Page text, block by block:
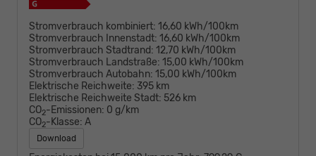
Stromverbrauch kombiniert: 16,60 kWh/100km
Stromverbrauch Innenstadt: 16,60 kWh/100km
Stromverbrauch Stadtrand: 12,70 kWh/100km
Stromverbrauch Landstraße: 15,00 kWh/100km
Stromverbrauch Autobahn: 15,00 kWh/100km
Elektrische Reichweite: 395 km
Elektrische Reichweite Stadt: 526 km
CO2-Emissionen: 0 g/km
CO2-Klasse: A
Download